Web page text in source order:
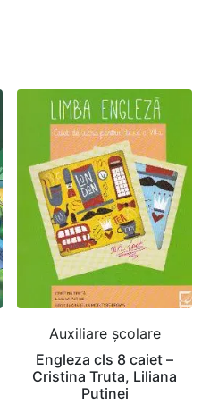
Auxiliare şcolare
Engleza cls 8 caiet –
Cristina Truta, Liliana
Putinei